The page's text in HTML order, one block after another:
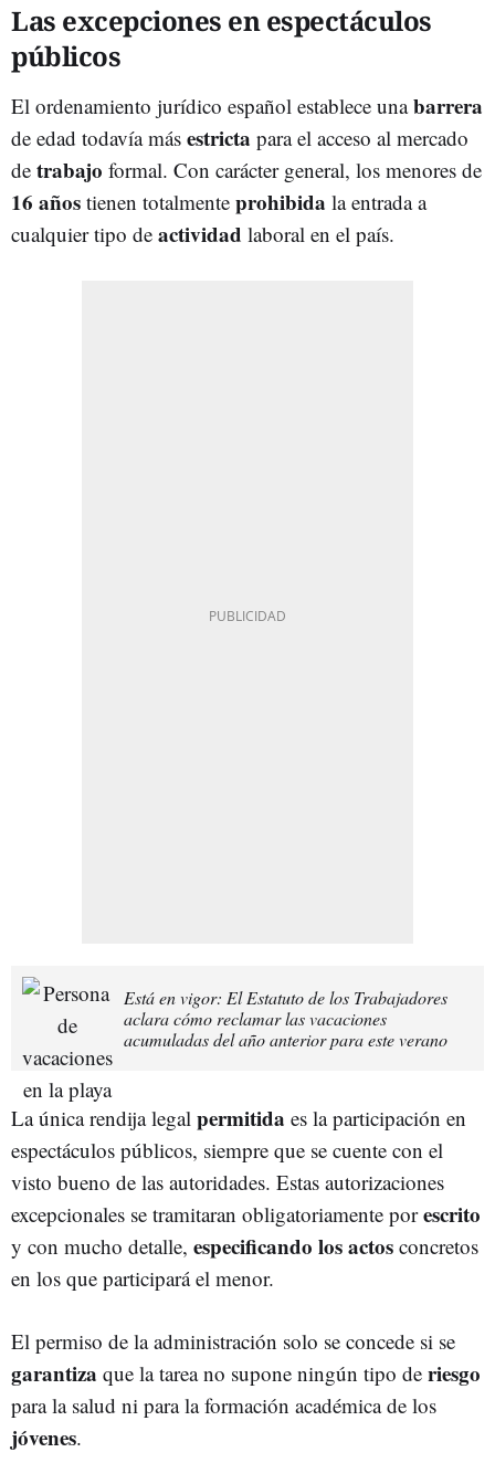
Las excepciones en espectáculos
públicos
El ordenamiento jurídico español establece unabarrera
de edad todavía más estricta para el acceso al mercado
de trabajo formal. Con carácter general, los menores de
16 años tienen totalmente prohibida la entrada a
cualquier tipo de actividad laboral en el país.
Está en vigor: El Estatuto de los Trabajadores
aclara cómo reclamar las vacaciones
acumuladas del año anterior para este verano
La única rendija legal permitida es la participación en
espectáculos públicos, siempre que se cuente con el
visto bueno de las autoridades. Estas autorizaciones
excepcionales se tramitaran obligatoriamente porescrito
y con mucho detalle, especificando los actos concretos
en los que participará el menor.
El permiso de la administración solo se concede si se
garantiza que la tarea no supone ningún tipo de riesgo
para la salud ni para la formación académica de los
jóvenes.